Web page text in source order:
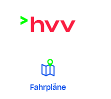
Fahrpläne